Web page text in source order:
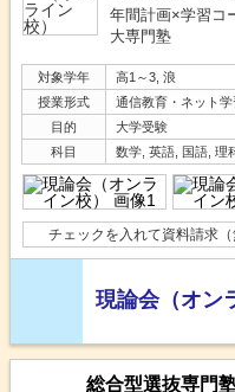
年間計画×学習コ
大専門塾
対象学年
高1～3, 浪
授業形式
通信教育・ネット学
目的
大学受験
科目
数学, 英語, 国語, 理
チェックを入れて資料請求（
現論会（オン
総合型選抜専門